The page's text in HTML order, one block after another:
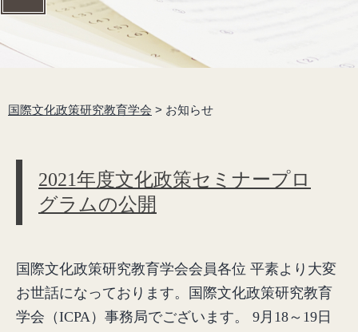
国際文化政策研究教育学会 > お知らせ
2021年度文化政策セミナープロ
グラムの公開
国際文化政策研究教育学会会員各位 平素より大変
お世話になっております。国際文化政策研究教育
学会（ICPA）事務局でございます。 9月18～19日